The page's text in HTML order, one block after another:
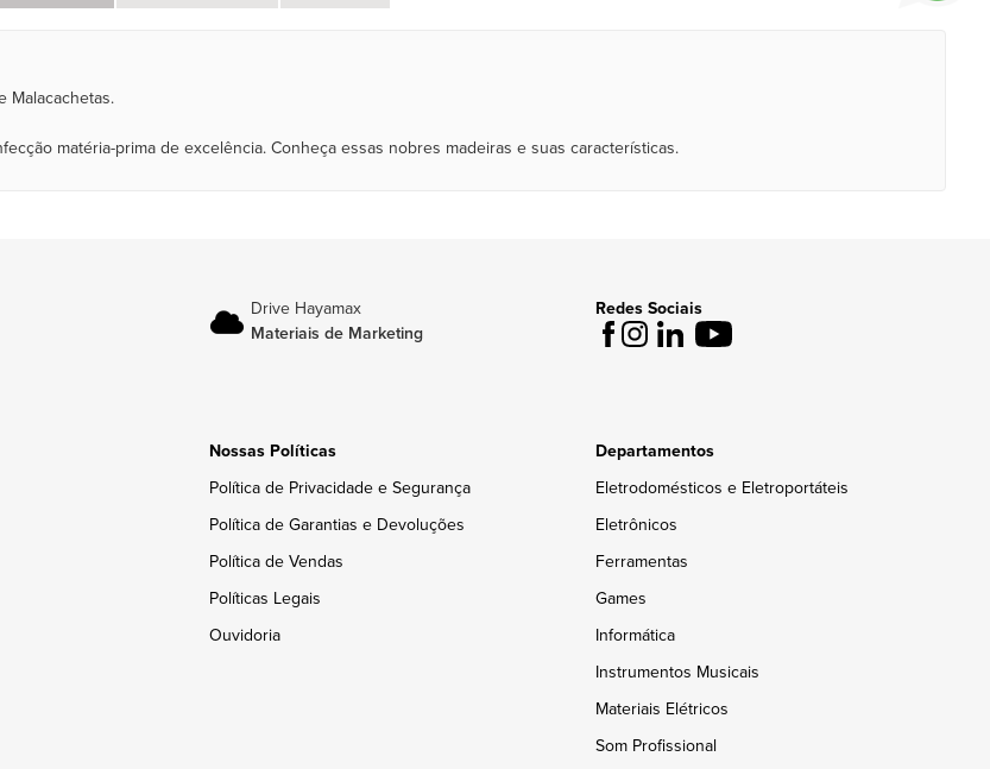
Malacachetas.
matéria-prima de excelência. Conheça essas nobres madeiras e suas características.
Drive Hayamax
Materiais de Marketing
Redes Sociais
Nossas Políticas
Política de Privacidade e Segurança
Política de Garantias e Devoluções
Política de Vendas
Políticas Legais
Ouvidoria
Departamentos
Eletrodomésticos e Eletroportáteis
Eletrônicos
Ferramentas
Games
Informática
Instrumentos Musicais
Materiais Elétricos
Som Profissional